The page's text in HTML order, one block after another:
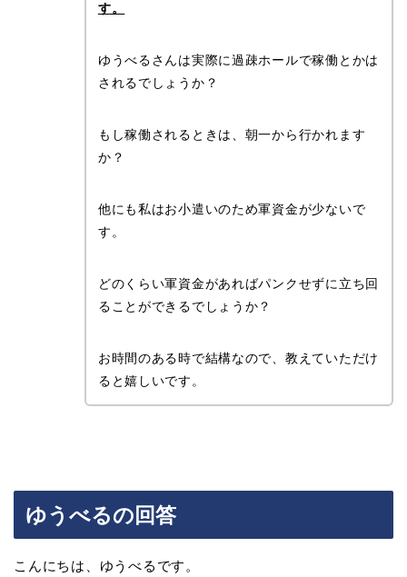
す。
ゆうべるさんは実際に過疎ホールで稼働とかは
されるでしょうか？
もし稼働されるときは、朝一から行かれます
か？
他にも私はお小遣いのため軍資金が少ないで
す。
どのくらい軍資金があればパンクせずに立ち回
ることができるでしょうか？
お時間のある時で結構なので、教えていただけ
ると嬉しいです。
ゆうべるの回答
こんにちは、ゆうべるです。